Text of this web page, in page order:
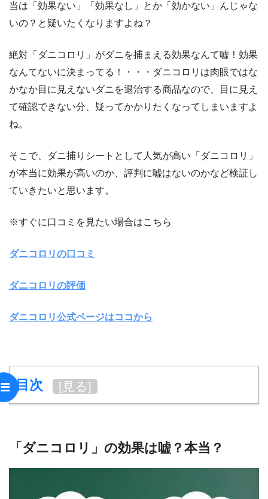
当は「効果ない」「効果なし」とか「効かない」んじゃな
いの？と疑いたくなりますよね？
絶対「ダニコロリ」がダニを捕まえる効果なんて嘘！効果
なんてないに決まってる！・・・ダニコロリは肉眼ではな
かなか目に見えないダニを退治する商品なので、目に見え
て確認できない分、疑ってかかりたくなってしまいますよ
ね。
そこで、ダニ捕りシートとして人気が高い「ダニコロリ」
が本当に効果が高いのか、評判に嘘はないのかなど検証し
ていきたいと思います。
※すぐに口コミを見たい場合はこちら
ダニコロリの口コミ
ダニコロリの評価
ダニコロリ公式ページはココから
目次 [見る]
「ダニコロリ」の効果は嘘？本当？